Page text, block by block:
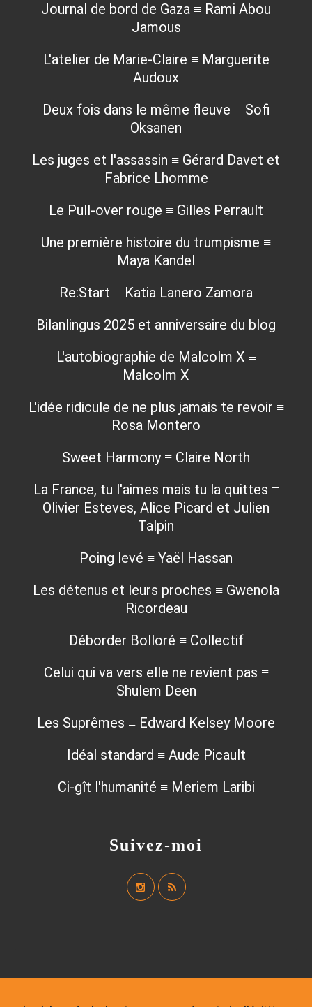
Suivez-moi
Journal de bord de Gaza ≡ Rami Abou
Jamous
L'atelier de Marie-Claire ≡ Marguerite
Audoux
Deux fois dans le même fleuve ≡ Sofi
Oksanen
Les juges et l'assassin ≡ Gérard Davet et
Fabrice Lhomme
Le Pull-over rouge ≡ Gilles Perrault
Une première histoire du trumpisme ≡
Maya Kandel
Re:Start ≡ Katia Lanero Zamora
Bilanlingus 2025 et anniversaire du blog
L'autobiographie de Malcolm X ≡
Malcolm X
L'idée ridicule de ne plus jamais te revoir ≡
Rosa Montero
Sweet Harmony ≡ Claire North
La France, tu l'aimes mais tu la quittes ≡
Olivier Esteves, Alice Picard et Julien
Talpin
Poing levé ≡ Yaël Hassan
Les détenus et leurs proches ≡ Gwenola
Ricordeau
Déborder Bolloré ≡ Collectif
Celui qui va vers elle ne revient pas ≡
Shulem Deen
Les Suprêmes ≡ Edward Kelsey Moore
Idéal standard ≡ Aude Picault
Ci-gît l'humanité ≡ Meriem Laribi